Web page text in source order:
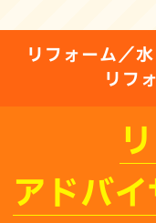
リフォーム／
リフ
アドバ